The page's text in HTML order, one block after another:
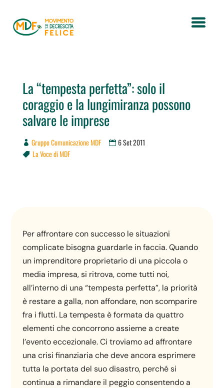
La “tempesta perfetta”: solo il
coraggio e la lungimiranza possono
salvare le imprese
Gruppo Comunicazione MDF 6 Set 2011
 La Voce di MDF
Per affrontare con successo le situazioni
complicate bisogna guardarle in faccia. Quando
un imprenditore proprietario di una piccola o
media impresa, si ritrova, come tutti noi,
all’interno di una “tempesta perfetta”, la priorità
è restare a galla, non affondare, non scomparire
fra i flutti. La tempesta è formata da quattro
elementi che concorrono assieme a create
l’evento eccezionale. Ci troviamo ad affrontare
una crisi finanziaria che deve ancora esprimere
tutta la portata del suo disastro, perché si
continua a rimandare il peggio consentendo a